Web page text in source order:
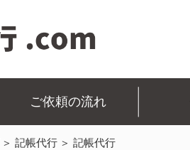
ご依頼の流れ
記帳代行 記帳代行